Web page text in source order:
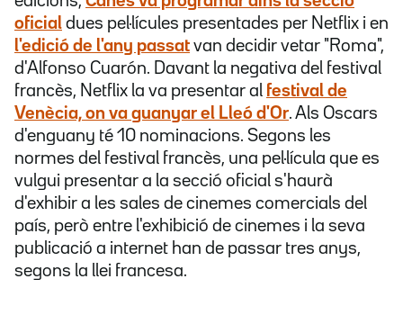
oficial dues pel·lícules presentades per Netflix i en
l'edició de l'any passat van decidir vetar "Roma",
d'Alfonso Cuarón. Davant la negativa del festival
francès, Netflix la va presentar al festival de
Venècia, on va guanyar el Lleó d'Or. Als Oscars
d'enguany té 10 nominacions. Segons les
normes del festival francès, una pel·lícula que es
vulgui presentar a la secció oficial s'haurà
d'exhibir a les sales de cinemes comercials del
país, però entre l'exhibició de cinemes i la seva
publicació a internet han de passar tres anys,
segons la llei francesa.